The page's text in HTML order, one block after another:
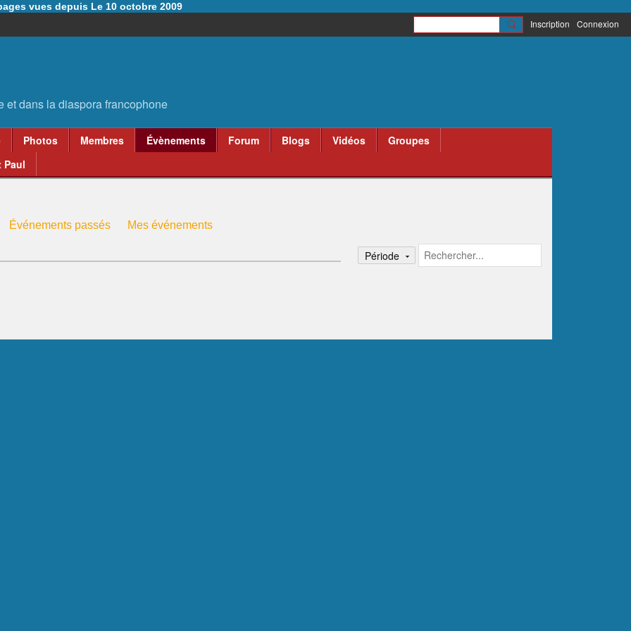
vues depuis Le 10 octobre 2009
Inscription Connexion
Photos Membres Évènements Forum Blogs Vidéos
Groupes
Paul
Événements passés Mes événements
Période